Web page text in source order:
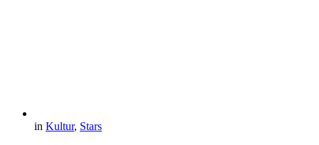
in Kultur, Stars